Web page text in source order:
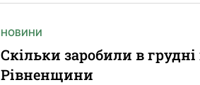
НОВИНИ
Скільки заробили в грудні
Рівненщини